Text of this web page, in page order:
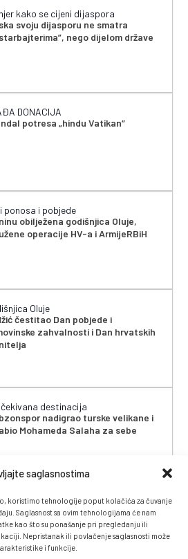
saglasnostima
koristimo tehnologije poput kolačića za čuvanje
Saglasnost sa ovim tehnologijama će nam
kao što su ponašanje pri pregledanju ili
Nepristanak ili povlačenje saglasnosti može
i funkcije.
kako se cijeni dijaspora
svoju dijasporu ne smatra
nego dijelom države
DONACIJA
potresa „hindu Vatikan“
ponosa i pobjede
obilježena godišnjica Oluje,
operacije HV-a i ArmijeRBiH
Oluje
čestitao Dan pobjede i
zahvalnosti i Dan hrvatskih
destinacija
nadigrao turske velikane i
Mohameda Salaha za sebe